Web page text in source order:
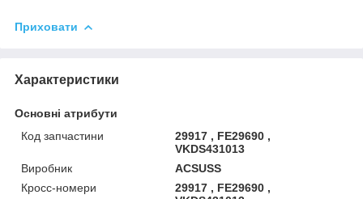
Приховати
Характеристики
Основні атрибути
Код запчастини
29917 , FE29690 ,
VKDS431013
Виробник
ACSUSS
Кросс-номери
29917 , FE29690 ,